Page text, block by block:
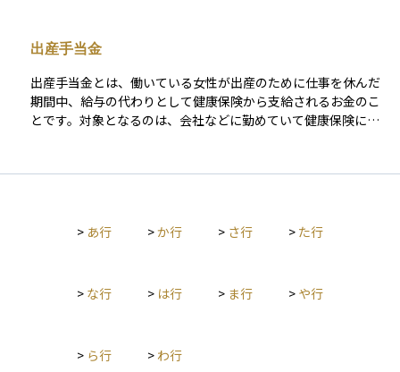
収入などに応じて決まり、原則として医療費の自己負担は3割で
済みます。また、扶養されている家族（被扶養者）も一定の条
件を満たせば保険の対象となり、個別に保険料を支払わなくて
も医療サービスを受けられる仕組みになっています。健康保険
は日常生活の安心を支える基本的な社会保障制度のひとつで
出産手当金
出産手当金とは、働いている女性が出産のために仕事を休んだ
期間中、給与の代わりとして健康保険から支給されるお金のこ
とです。対象となるのは、会社などに勤めていて健康保険に加
日給のおおよそ3分の2程度で、休業中の収入減少を補う役割を
になるため、給与が支払われている場合には支給額が調整され
> あ行 >か行 > さ行 > た行
> な行 > は行 > ま行 > や行
> ら行 > わ行